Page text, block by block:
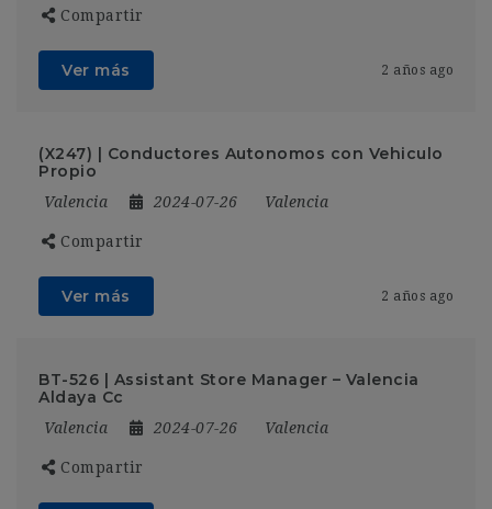
Compartir
Ver más 2 años ago
(X247) | Conductores Autonomos con Vehiculo
Propio
Valencia 2024-07-26 Valencia
Compartir
Ver más 2 años ago
BT-526 | Assistant Store Manager – Valencia
Aldaya Cc
Valencia 2024-07-26 Valencia
Compartir